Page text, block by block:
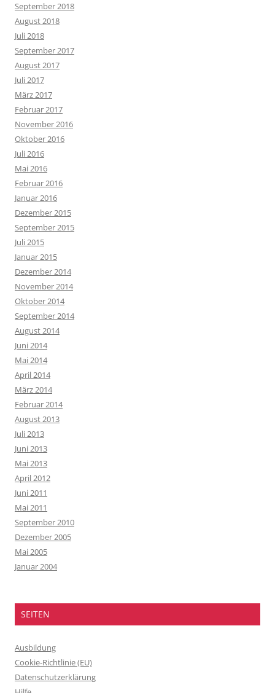
September 2018
August 2018
Juli 2018
September 2017
August 2017
Juli 2017
März 2017
Februar 2017
November 2016
Oktober 2016
Juli 2016
Mai 2016
Februar 2016
Januar 2016
Dezember 2015
September 2015
Juli 2015
Januar 2015
Dezember 2014
November 2014
Oktober 2014
September 2014
August 2014
Juni 2014
Mai 2014
April 2014
März 2014
Februar 2014
August 2013
Juli 2013
Juni 2013
Mai 2013
April 2012
Juni 2011
Mai 2011
September 2010
Dezember 2005
Mai 2005
Januar 2004
SEITEN
Ausbildung
Cookie-Richtlinie (EU)
Datenschutzerklärung